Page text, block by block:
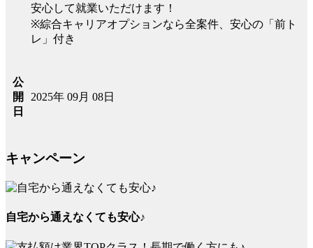
安心して就業いただけます！
※綜合キャリアオプションなら全案件、安心の「前ト
レ」付き
公
開
日
2025年 09月 08日
キャンペーン
自宅から通えなくても安心♪